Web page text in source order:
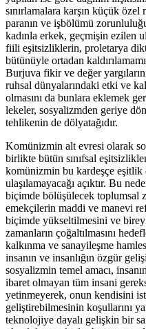
sınırlamalara karşın küçük özel
paranın ve işbölümü
kadınla erkek, geçmişin ezilen
fiili eşitsizliklerin, proletarya
bütünüyle ortadan
Burjuva fikir ve değer
ruhsal dünyalarındaki etki ve
olmasını da bunlara eklemek
lekeler, sosyalizmden geriye
tehlikenin de dölyatağıdır.
Komünizmin alt evresi olarak
birlikte bütün sınıfsal
komünizmin bu kardeşçe eşitlik
ulaşılamayacağı açıktır. Bu
biçimde bölüşülecek toplumsal
emekçilerin maddi ve manevi
biçimde yükseltilmesini ve
zamanların çoğaltılmasını
kalkınma ve sanayileşme
insanın ve insanlığın özgür
sosyalizmin temel amacı,
ibaret olmayan tüm insani
yetinmeyerek, onun kendisini
geliştirebilmesinin koşullarını
teknolojiye dayalı gelişkin bir